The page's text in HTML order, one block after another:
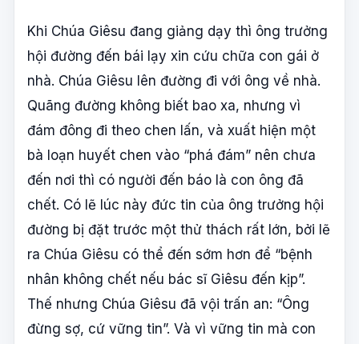
Khi Chúa Giêsu đang giảng dạy thì ông trưởng
hội đường đến bái lạy xin cứu chữa con gái ở
nhà. Chúa Giêsu lên đường đi với ông về nhà.
Quãng đường không biết bao xa, nhưng vì
đám đông đi theo chen lấn, và xuất hiện một
bà loạn huyết chen vào “phá đám” nên chưa
đến nơi thì có người đến báo là con ông đã
chết. Có lẽ lúc này đức tin của ông trưởng hội
đường bị đặt trước một thử thách rất lớn, bởi lẽ
ra Chúa Giêsu có thể đến sớm hơn để “bệnh
nhân không chết nếu bác sĩ Giêsu đến kịp”.
Thế nhưng Chúa Giêsu đã vội trấn an: “Ông
đừng sợ, cứ vững tin”. Và vì vững tin mà con